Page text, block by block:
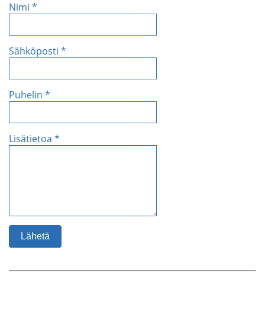
Nimi *
Sähköposti *
Puhelin *
Lisätietoa *
Lähetä